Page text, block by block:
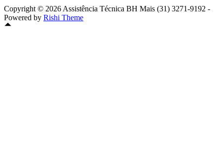
Copyright © 2026 Assistência Técnica BH Mais (31) 3271-9192 -
Powered by Rishi Theme